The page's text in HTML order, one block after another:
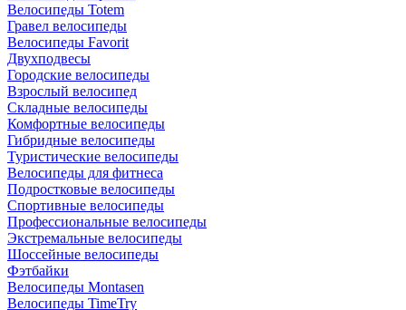
Велосипеды Totem
Гравел велосипеды
Велосипеды Favorit
Двухподвесы
Городские велосипеды
Взрослый велосипед
Складные велосипеды
Комфортные велосипеды
Гибридные велосипеды
Туристические велосипеды
Велосипеды для фитнеса
Подростковые велосипеды
Спортивные велосипеды
Профессиональные велосипеды
Экстремальные велосипеды
Шоссейные велосипеды
Фэтбайки
Велосипеды Montasen
Велосипеды TimeTry